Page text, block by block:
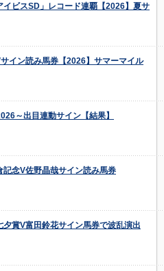
イビスSD」レコード連覇【2026】夏サ
イン読み馬券【2026】サマーマイル
～出目連動サイン【結果】
記念V佐野晶哉サイン読み馬券
夕賞V富田鈴花サイン馬券で波乱演出